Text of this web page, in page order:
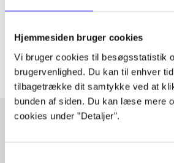
Hjemmesiden bruger cookies
Vi bruger cookies til besøgsstatistik
brugervenlighed. Du kan til enhver
tilbagetrække dit samtykke ved at
bunden af siden. Du kan læse mere
cookies under ”Detaljer”.
Artiklerne ihandler ofte om